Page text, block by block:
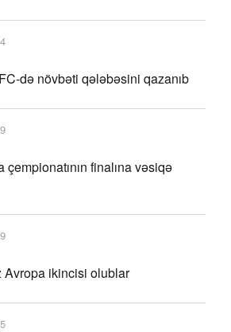
də növbəti qələbəsini qazanıb
finalına vəsiqə
ikincisi olublar